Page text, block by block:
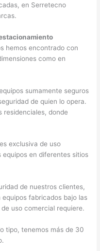
en Serretecno
hemos encontrado con
como en
sumamente seguros
de quien lo opera.
residenciales, donde
exclusiva de uso
equipos en diferentes sitios
de nuestros clientes,
fabricados bajo las
uso comercial requiere.
tipo, tenemos más de 30